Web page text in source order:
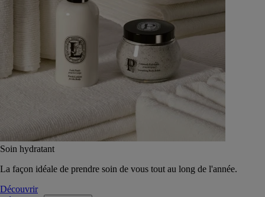
Soin hydratant
La façon idéale de prendre soin de vous tout au long de l'année.
Découvrir